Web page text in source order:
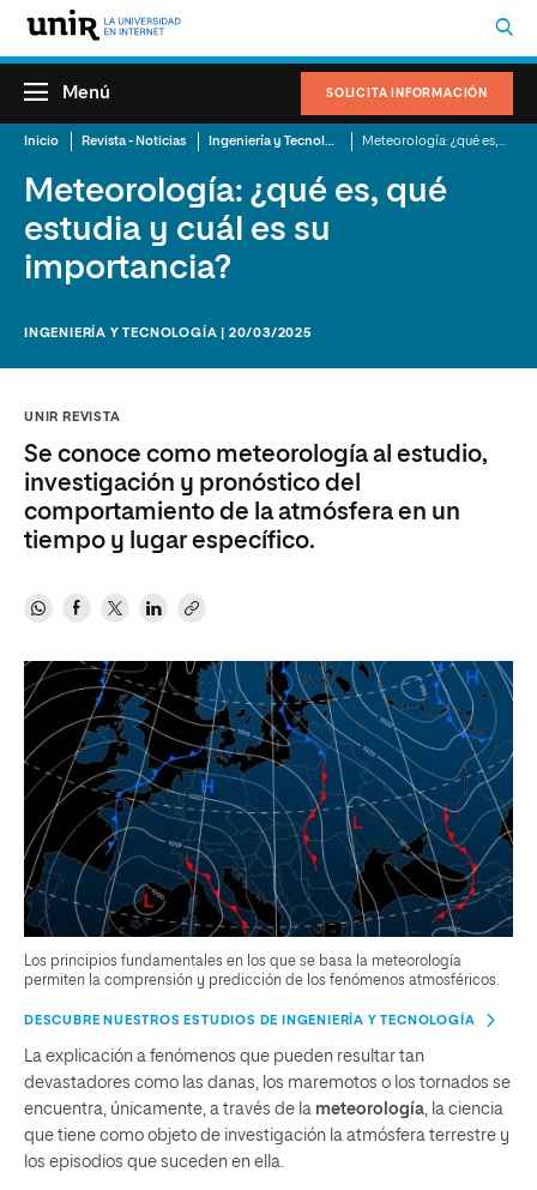
SOLICITA INFORMACIÓN
Menú
Inicio Revista - Noticias Ingeniería y Tecnología
Meteorología: ¿qué es, qué
estudia y cuál es su
importancia?
INGENIERÍA Y TECNOLOGÍA | 20/03/2025
UNIR REVISTA
Se conoce como meteorología al estudio,
investigación y pronóstico del
comportamiento de la atmósfera en un
tiempo y lugar específico.
Los principios fundamentales en los que se basa la meteorología
permiten la comprensión y predicción de los fenómenos atmosféricos.
DESCUBRE NUESTROS ESTUDIOS DE INGENIERÍA Y TECNOLOGÍA
La explicación a fenómenos que pueden resultar tan
devastadores como las danas, los maremotos o los tornados se
encuentra, únicamente, a través de la meteorología , la ciencia
que tiene como objeto de investigación la atmósfera terrestre y
los episodios que suceden en ella.